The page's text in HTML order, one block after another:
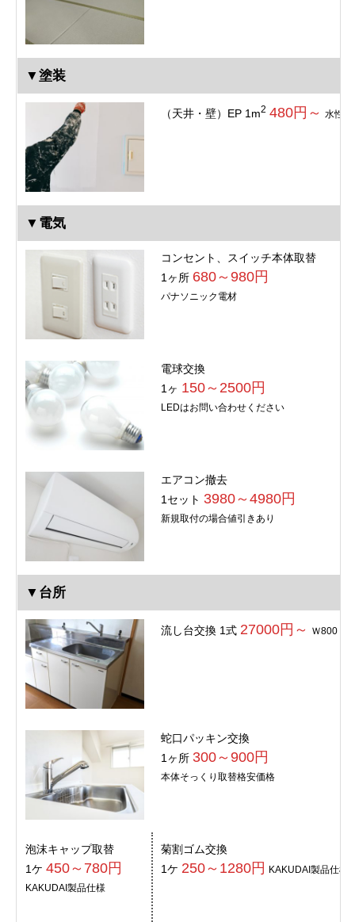
▼塗装
（天井・壁）EP 1m2 480円～ 水性1
▼電気
コンセント、スイッチ本体取替
1ヶ所 680～980円
パナソニック電材
電球交換
1ヶ 150～2500円
LEDはお問い合わせください
エアコン撤去
1セット 3980～4980円
新規取付の場合値引きあり
▼台所
流し台交換 1式 27000円～ Ｗ800
蛇口パッキン交換
1ヶ所 300～900円
本体そっくり取替格安価格
泡沫キャップ取替
1ケ 450～780円
KAKUDAI製品仕様
菊割ゴム交換
1ケ 250～1280円 KAKUDAI製品仕様